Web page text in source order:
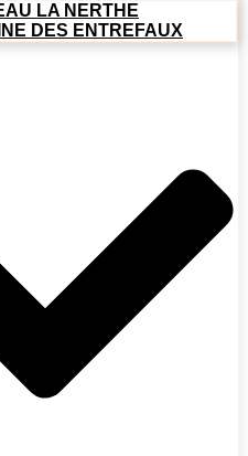
LA NERTHE
DES ENTREFAUX